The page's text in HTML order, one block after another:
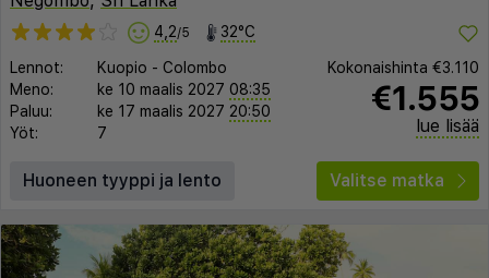
4,2/5 32°C
Lennot: Kuopio - Colombo
Meno:
ke 10 maalis 2027 08:35
Paluu:
ke 17 maalis 2027 20:50
Yöt:
7
Kokonaishinta €3.110
€1.555
lue lisää
Huoneen tyyppi ja lento Valitse matka